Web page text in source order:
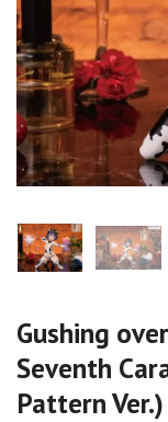
Gushing
Seventh
Pattern